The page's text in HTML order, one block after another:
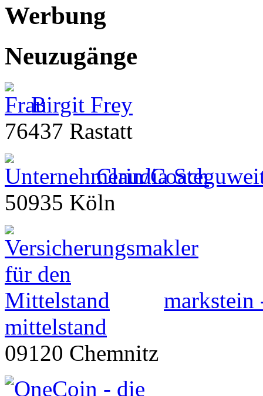
Werbung
Neuzugänge
Birgit Frey
76437 Rastatt
Claudia
50935 Köln
markstein
mittelstand
09120 Chemnitz